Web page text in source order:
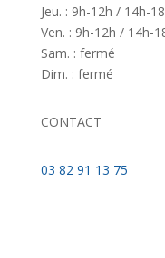
Jeu. : 9h-12h / 14h-
Ven. : 9h-12h / 14h-
Sam. : fermé
Dim. : fermé
CONTACT
03 82 91 13 75